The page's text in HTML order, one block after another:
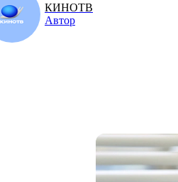
КИНОТВ
Автор